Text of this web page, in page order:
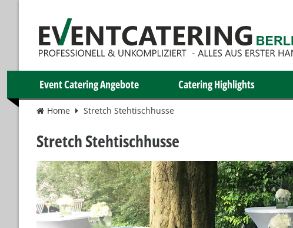
Event Catering Angebote Catering Highlights
Home Stretch Stehtischhusse
Stretch Stehtischhusse